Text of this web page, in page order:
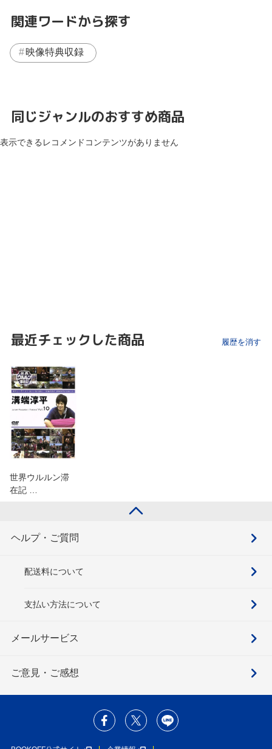
関連ワードから探す
映像特典収録
同じジャンルのおすすめ商品
表示できるレコメンドコンテンツがありません
最近チェックした商品 履歴を消す
世界ウルルン滞
在記 …
ヘルプ・ご質問
配送料について
支払い方法について
メールサービス
ご意見・ご感想